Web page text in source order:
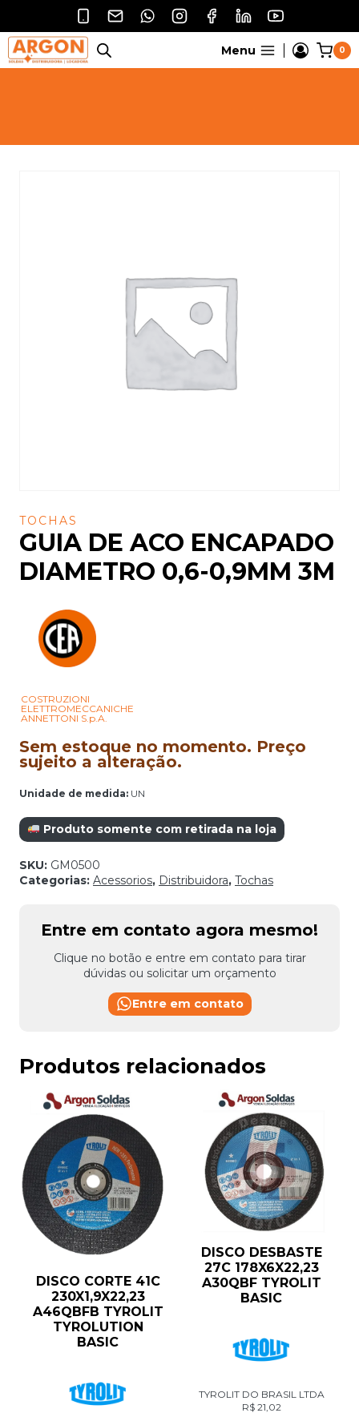
o
Conteúdo
Menu 0
TOCHAS
GUIA DE ACO ENCAPADO
DIAMETRO 0,6-0,9MM 3M
COSTRUZIONI
ELETTROMECCANICHE
ANNETTONI S.p.A.
Sem estoque no momento. Preço
sujeito a alteração.
Unidade de medida: UN
Produto somente com retirada na loja
SKU: GM0500
Categorias: Acessorios, Distribuidora, Tochas
Entre em contato agora mesmo!
Clique no botão e entre em contato para tirar
dúvidas ou solicitar um orçamento
Entre em contato
Produtos relacionados
DISCO CORTE 41C
230X1,9X22,23
A46QBFB TYROLIT
TYROLUTION
BASIC
DISCO DESBASTE
27C 178X6X22,23
A30QBF TYROLIT
BASIC
TYROLIT DO BRASIL LTDA
R$21,02